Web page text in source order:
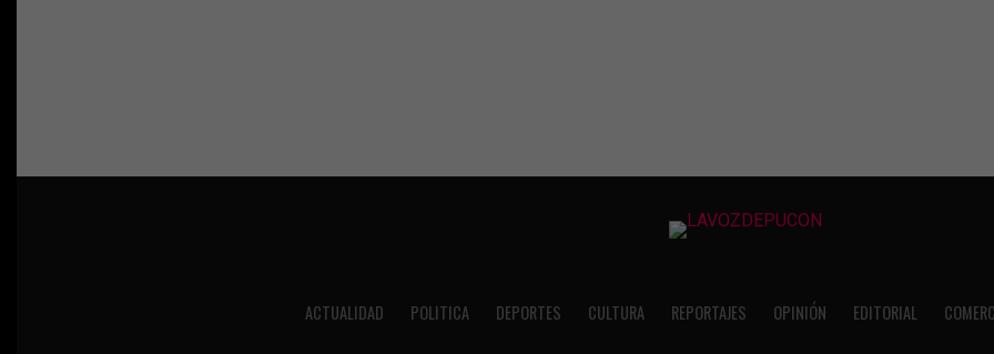
ACTUALIDAD POLITICA DEPORTES CULTURA REPORTAJES OPINIÓN EDITORIAL